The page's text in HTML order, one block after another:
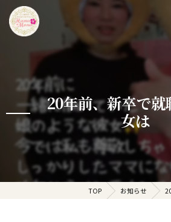
20年前、新卒で就
女は
TOP お知らせ